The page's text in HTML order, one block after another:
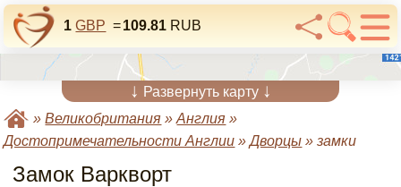
1 GBP =109.81 RUB
↓ Развернуть карту ↓
»Великобритания »Англия »
Достопримечательности Англии »Дворцы »замки
Замок Варкворт